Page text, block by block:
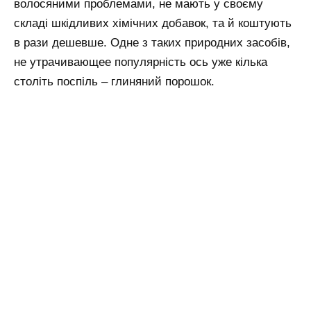
волосяними проблемами, не мають у своєму
складі шкідливих хімічних добавок, та й коштують
в рази дешевше. Одне з таких природних засобів,
не утрачивающее популярність ось уже кілька
століть поспіль – глиняний порошок.